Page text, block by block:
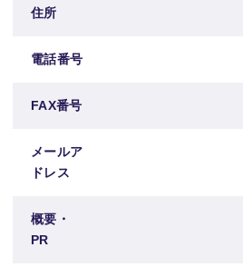
住所
電話番号
FAX番号
メールア
ドレス
概要・
PR